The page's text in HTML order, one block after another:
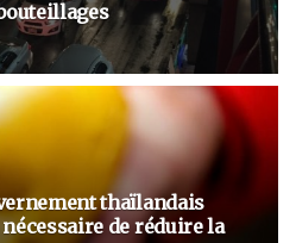
thaïlandais
de réduire la